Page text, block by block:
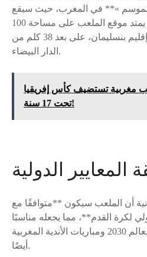
»** في المغرب، حيث سيقع
تحت سقف خيمة كبيرة. يمتد موقع الملعب على مساحة 100
هكتار في مدينة المنصورية بإقليم بنسليمان، على بعد 38 كلم من
الدار البيضاء.
4 ملاعب مغربية تستضيف كأس إفريقيا
تحت 17 سنة!
المعايير الدولية
أن الملعب سيكون **متوافقًا مع
لكرة القدم**، مما يجعله مناسبًا
لتنظيم مباريات كأس العالم 2030 ومباريات الأندية المغربية
أيضًا.